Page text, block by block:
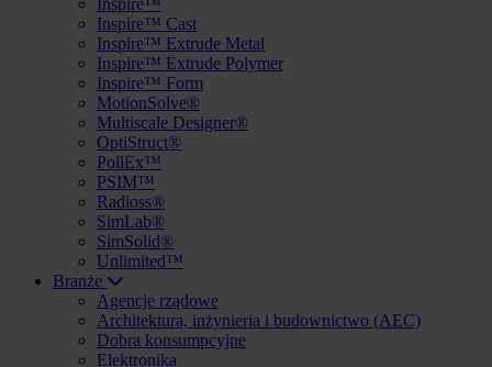
Inspire™
Inspire™ Cast
Inspire™ Extrude Metal
Inspire™ Extrude Polymer
Inspire™ Form
MotionSolve®
Multiscale Designer®
OptiStruct®
PollEx™
PSIM™
Radioss®
SimLab®
SimSolid®
Unlimited™
Branże
Agencje rządowe
Architektura, inżynieria i budownictwo (AEC)
Dobra konsumpcyjne
Elektronika